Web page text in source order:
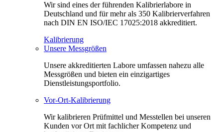
Wir sind eines der führenden Kalibrierlabore in
Deutschland und für mehr als 350 Kalibrierverfahren
nach DIN EN ISO/IEC 17025:2018 akkreditiert.
Kalibrierung
Unsere Messgrößen
Unsere akkreditierten Labore umfassen nahezu alle
Messgrößen und bieten ein einzigartiges
Dienstleistungsportfolio.
Vor-Ort-Kalibrierung
Wir kalibrieren Prüfmittel und Messtellen bei unseren
Kunden vor Ort mit fachlicher Kompetenz und